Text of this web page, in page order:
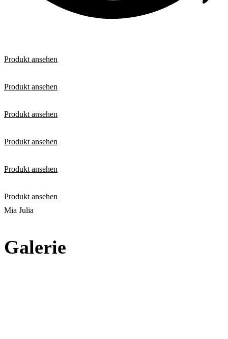
Produkt ansehen
Produkt ansehen
Produkt ansehen
Produkt ansehen
Produkt ansehen
Produkt ansehen
Mia Julia
Galerie